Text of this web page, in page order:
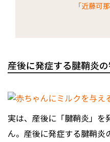
「近藤可
産後に発症する腱鞘炎
実は、産後に「腱鞘炎」を
ん。産後に発症する腱鞘炎